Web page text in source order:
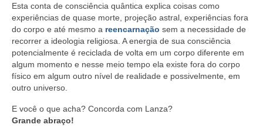
Esta conta de consciência quântica explica coisas como
experiências de quase morte, projeção astral, experiências fora
do corpo e até mesmo a reencarnação sem a necessidade de
recorrer a ideologia religiosa. A energia de sua consciência
potencialmente é reciclada de volta em um corpo diferente em
algum momento e nesse meio tempo ela existe fora do corpo
físico em algum outro nível de realidade e possivelmente, em
outro universo.
E você o que acha? Concorda com Lanza?
Grande abraço!